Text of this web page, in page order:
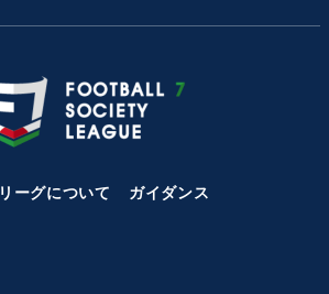
リーグについて
ガイダンス